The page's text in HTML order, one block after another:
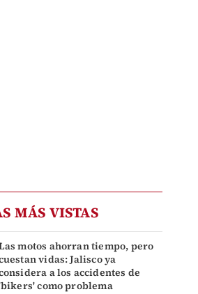
MÁS VISTAS
motos ahorran tiempo, pero
vidas: Jalisco ya
a los accidentes de
como problema